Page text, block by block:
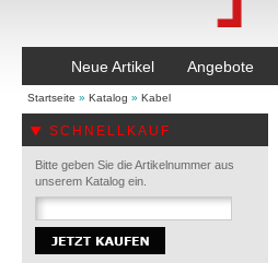
Neue Artikel Angebote
Startseite » Katalog » Kabel
SCHNELLKAUF
Bitte geben Sie die Artikelnummer aus
unserem Katalog ein.